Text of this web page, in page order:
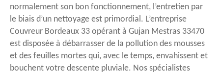
normalement son bon fonctionnement, l’entretien par
le biais d’un nettoyage est primordial. L’entreprise
Couvreur Bordeaux 33 opérant à Gujan Mestras 33470
est disposée à débarrasser de la pollution des mousses
et des feuilles mortes qui, avec le temps, envahissent et
bouchent votre descente pluviale. Nos spécialistes